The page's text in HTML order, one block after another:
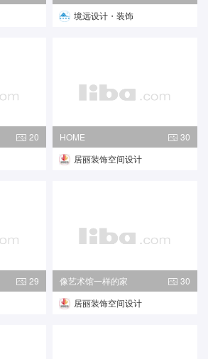
境远设计・装饰
20
HOME
30
居丽装饰空间设计
29
像艺术馆一样的家
30
居丽装饰空间设计